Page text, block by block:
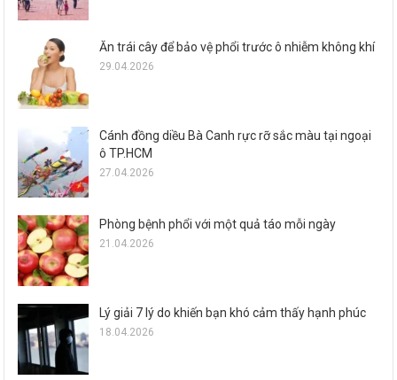
Ăn trái cây để bảo vệ phổi trước ô nhiễm không khí
29.04.2026
Cánh đồng diều Bà Canh rực rỡ sắc màu tại ngoại
ô TP.HCM
27.04.2026
Phòng bệnh phổi với một quả táo mỗi ngày
21.04.2026
Lý giải 7 lý do khiến bạn khó cảm thấy hạnh phúc
18.04.2026